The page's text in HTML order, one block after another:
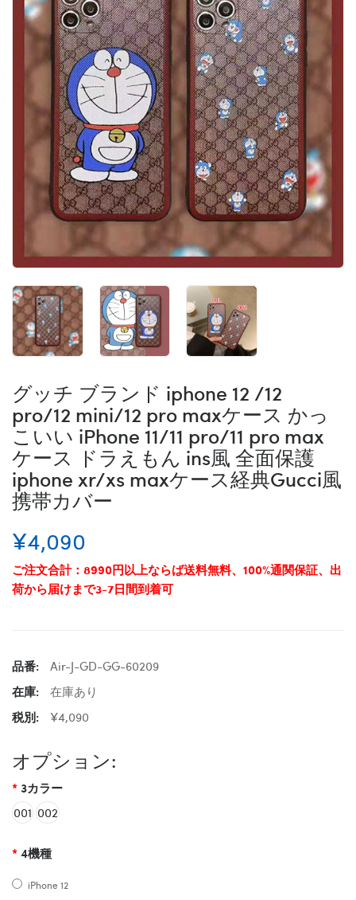
グッチ ブランド iphone 12 /12
pro/12 mini/12 pro maxケース かっ
こいい iPhone 11/11 pro/11 pro max
ケース ドラえもん ins風 全面保護
iphone xr/xs maxケース経典Gucci風
携帯カバー
¥4,090
ご注文合計：8990円以上ならば送料無料、100%通関保証、出
荷から届けまで3-7日間到着可
品番:
Air-J-GD-GG-60209
在庫:
在庫あり
税別:
¥4,090
オプション:
3カラー
001 002
4機種
iPhone 12